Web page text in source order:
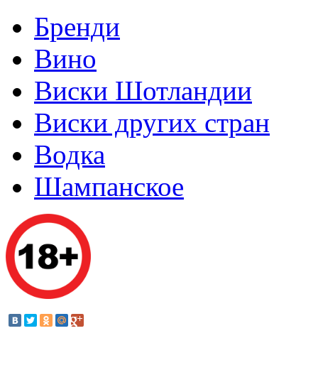
Бренди
Вино
Виски Шотландии
Виски других стран
Водка
Шампанское